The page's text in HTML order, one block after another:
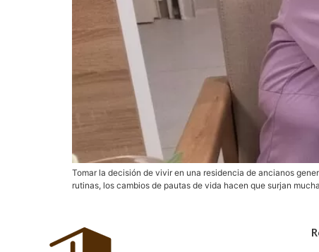
Tomar la decisión de vivir en una residencia de ancianos
rutinas, los cambios de pautas de vida hacen que surjan